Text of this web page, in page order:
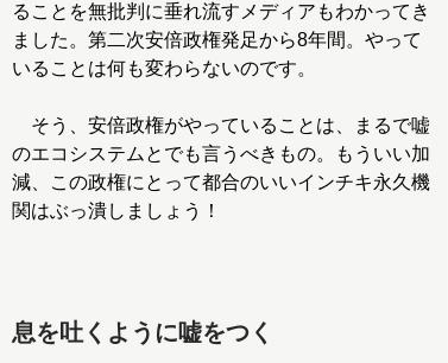
ることを無批判に垂れ流すメディアもわかってき
ました。第二次安倍政権発足から8年間。やって
いることは何も変わらないのです。
そう、安倍政権がやっていることは、まるで嘘
のエコシステムとでも言うべきもの。もういい加
減、この政権にとって都合のいいインチキ永久機
関はぶっ潰しましょう！
息を吐くように嘘をつく